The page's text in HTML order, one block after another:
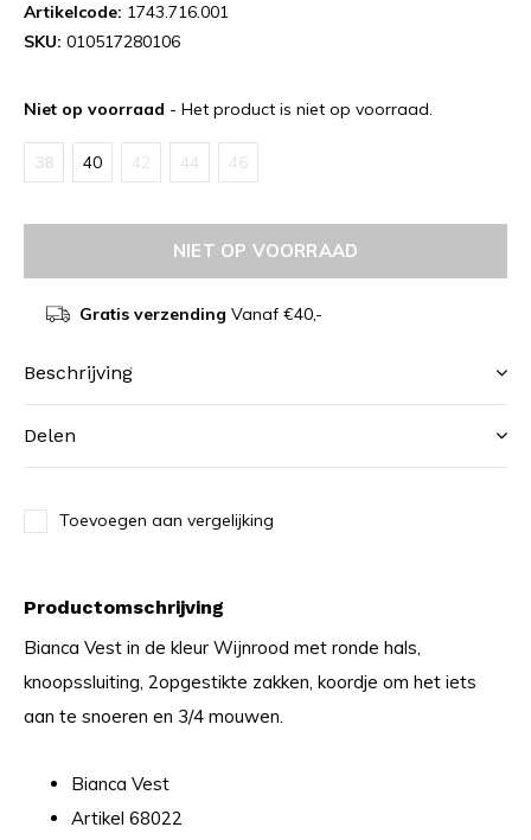
Artikelcode: 1743.716.001
SKU: 010517280106
Niet op voorraad - Het product is niet op voorraad.
38 40 42 44 46
NIET OP VOORRAAD
Gratis verzending Vanaf €40,-
Beschrijving
Delen
Toevoegen aan vergelijking
Productomschrijving
Bianca Vest in de kleur Wijnrood met ronde hals,
knoopssluiting, 2opgestikte zakken, koordje om het iets
aan te snoeren en 3/4 mouwen.
Bianca Vest
Artikel 68022